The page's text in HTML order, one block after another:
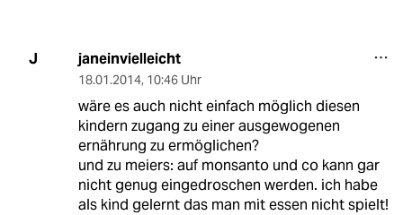
J janeinvielleicht
18.01.2014, 10:46 Uhr
wäre es auch nicht einfach möglich diesen
kindern zugang zu einer ausgewogenen
ernährung zu ermöglichen?
und zu meiers: auf monsanto und co kann gar
nicht genug eingedroschen werden. ich habe
als kind gelernt das man mit essen nicht spielt!